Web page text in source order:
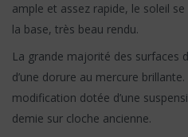
ample et assez rapide, le soleil
la base, très beau rendu.
La grande majorité des surfaces
d’une dorure au mercure
modification dotée d’une
demie sur cloche ancienne.